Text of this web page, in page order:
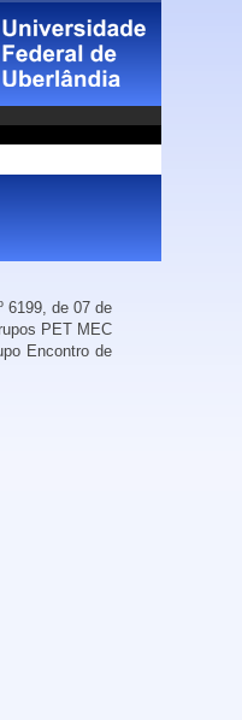
6199, de 07 de
PET MEC
Encontro de